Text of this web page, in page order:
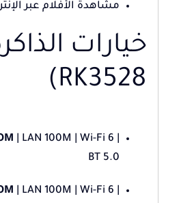
مشاهدة الأفلام عبر
RK3528)
| LAN 100M | Wi-Fi 6 |
BT 5.0
| LAN 100M | Wi-Fi 6 |